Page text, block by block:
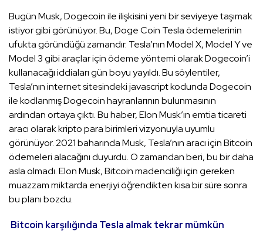
Bugün Musk, Dogecoin ile ilişkisini yeni bir seviyeye taşımak
istiyor gibi görünüyor. Bu, Doge Coin Tesla ödemelerinin
ufukta göründüğü zamandır. Tesla’nın Model X, Model Y ve
Model 3 gibi araçlar için ödeme yöntemi olarak Dogecoin’i
kullanacağı iddiaları gün boyu yayıldı. Bu söylentiler,
Tesla’nın internet sitesindeki javascript kodunda Dogecoin
ile kodlanmış Dogecoin hayranlarının bulunmasının
ardından ortaya çıktı. Bu haber, Elon Musk’ın emtia ticareti
aracı olarak kripto para birimleri vizyonuyla uyumlu
görünüyor. 2021 baharında Musk, Tesla’nın aracı için Bitcoin
ödemeleri alacağını duyurdu. O zamandan beri, bu bir daha
asla olmadı. Elon Musk, Bitcoin madenciliği için gereken
muazzam miktarda enerjiyi öğrendikten kısa bir süre sonra
bu planı bozdu.
Bitcoin karşılığında Tesla almak tekrar mümkün